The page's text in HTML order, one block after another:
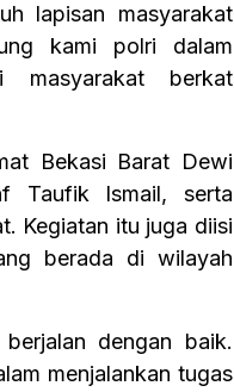
lapisan masyarakat
kami polri dalam
masyarakat berkat
Bekasi Barat Dewi
Taufik Ismail, serta
Kegiatan itu juga diisi
berada di wilayah
dengan baik.
menjalankan tugas